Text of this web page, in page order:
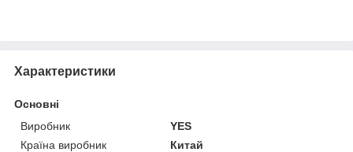
Характеристики
Основні
Виробник
YES
Країна виробник
Китай